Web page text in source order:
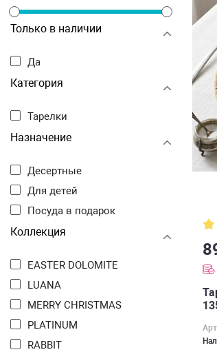
Только в наличии
Да
Категория
Тарелки
Назначение
Десертные
Для детей
Посуда в подарок
Коллекция
EASTER DOLOMITE
LUANA
MERRY CHRISTMAS
PLATINUM
RABBIT